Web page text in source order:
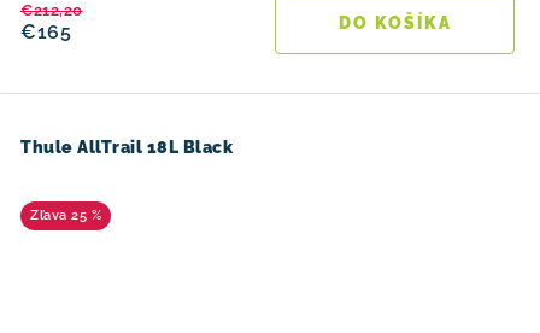
€165
€212,20
DO KOŠÍKA
Thule AllTrail 18L Black
25 %